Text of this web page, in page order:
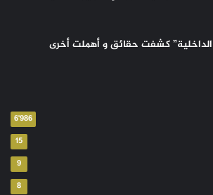
الداخلية” كشفت حقائق و أهملت أخرى
6٬986
15
9
8